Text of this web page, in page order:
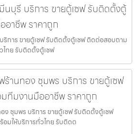
นบุรี บริการ ขายตู้เซฟ รับติดตั้งตู้
อาชีพ ราคาถูก
การ ขายตู้เซฟ รับติดตั้งตู้เซฟ ติดต่อสอบถาม
ไทย รับติดตั้งตู้เซฟ
ร้านทอง ชุมพร บริการ ขายตู้เซฟ
ทีมงานมืออาชีพ ราคาถูก
ง ชุมพร บริการ ขายตู้เซฟ รับติดตั้งตู้เซฟ
มให้บริการทั่วไทย รับติดต